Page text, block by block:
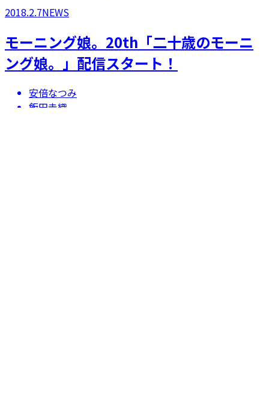
2018.2.7NEWS
モーニング娘。20th「二十歳のモーニ
ング娘。」配信スタート！
安倍なつみ
飯田圭織